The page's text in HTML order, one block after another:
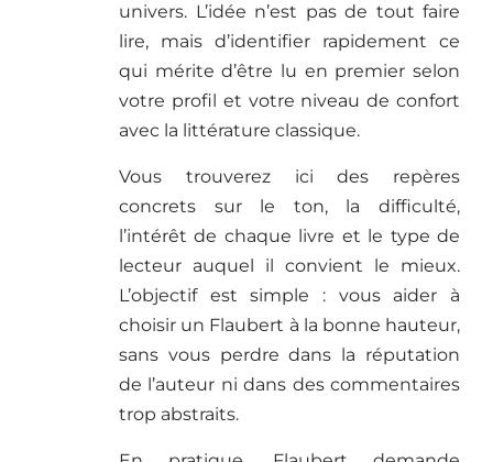
univers. L’idée n’est pas de tout faire
lire, mais d’identifier rapidement ce
qui mérite d’être lu en premier selon
votre profil et votre niveau de confort
avec la littérature classique.
Vous trouverez ici des repères
concrets sur le ton, la difficulté,
l’intérêt de chaque livre et le type de
lecteur auquel il convient le mieux.
L’objectif est simple : vous aider à
choisir un Flaubert à la bonne hauteur,
sans vous perdre dans la réputation
de l’auteur ni dans des commentaires
trop abstraits.